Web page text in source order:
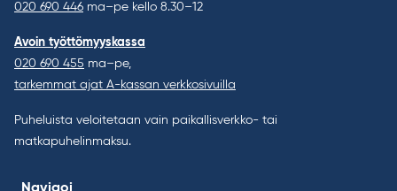
020 690 446 ma–pe kello 8.30–12
Avoin työttömyyskassa
020 690 455 ma–pe,
tarkemmat ajat A-kassan verkkosivuilla
Puheluista veloitetaan vain paikallisverkko- tai
matkapuhelinmaksu.